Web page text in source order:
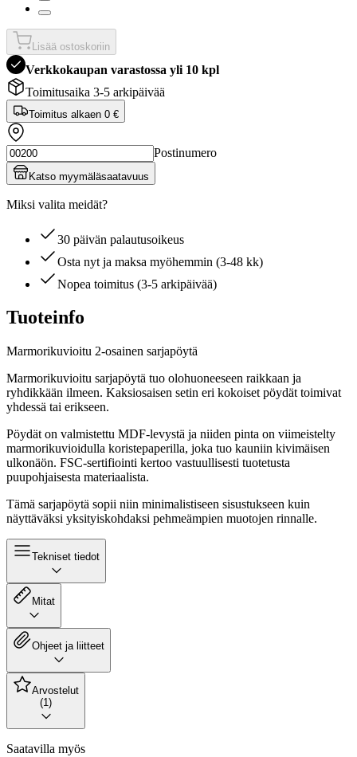
Lisää ostoskoriin
Verkkokaupan varastossa yli 10 kpl
Toimitusaika 3-5 arkipäivää
Toimitus alkaen 0 €
Postinumero
Katso myymäläsaatavuus
Miksi valita meidät?
30 päivän palautusoikeus
Osta nyt ja maksa myöhemmin (3-48 kk)
Nopea toimitus (3-5 arkipäivää)
Tuoteinfo
Marmorikuvioitu 2-osainen sarjapöytä
Marmorikuvioitu sarjapöytä tuo olohuoneeseen raikkaan ja
ryhdikkään ilmeen. Kaksiosaisen setin eri kokoiset pöydät toimivat
yhdessä tai erikseen.
Pöydät on valmistettu MDF-levystä ja niiden pinta on viimeistelty
marmorikuvioidulla koristepaperilla, joka tuo kauniin kivimäisen
ulkonäön. FSC-sertifiointi kertoo vastuullisesti tuotetusta
puupohjaisesta materiaalista.
Tämä sarjapöytä sopii niin minimalistiseen sisustukseen kuin
näyttäväksi yksityiskohdaksi pehmeämpien muotojen rinnalle.
Tekniset tiedot
Mitat
Ohjeet ja liitteet
Arvostelut
(1)
Saatavilla myös